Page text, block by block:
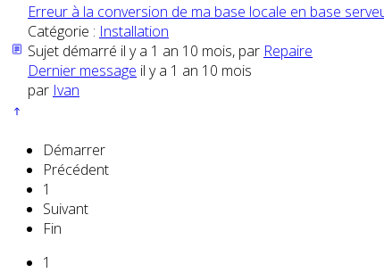
Erreur à la conversion de ma base locale en base
Catégorie : Installation
Sujet démarré il y a 1 an 10 mois, par Repaire
Dernier message il y a 1 an 10 mois
par Ivan
Démarrer
Précédent
1
Suivant
Fin
1